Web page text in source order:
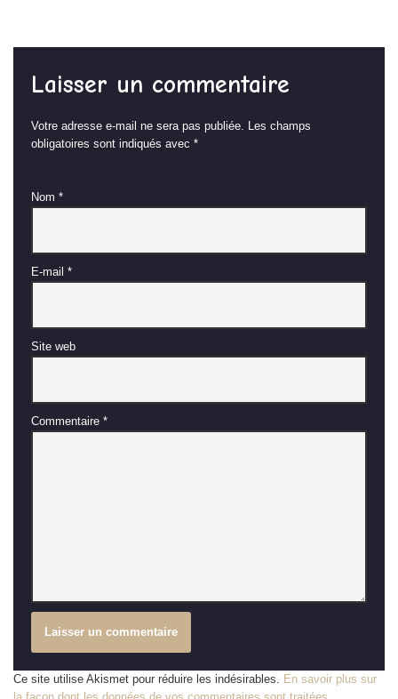
Laisser un commentaire
Votre adresse e-mail ne sera pas publiée. Les champs
obligatoires sont indiqués avec *
Nom *
E-mail *
Site web
Commentaire *
Ce site utilise Akismet pour réduire les indésirables. En savoir plus sur